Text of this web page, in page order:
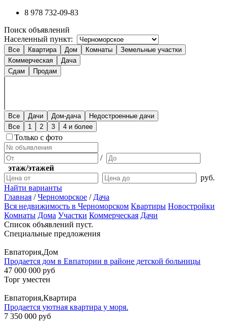
8 978 732-09-83
Поиск объявлений
Населенный пункт:
Все Квартира Дом Комнаты
Земельные участки
Коммерческая
Дача
Сдам
Продам
Все Дачи Дом-дача
Недостроенные дачи
Все
1 2 3 4 и более
Только с фото
/
этаж/этажей
руб.
Найти варианты
Главная /Черноморское / Дача
Вся недвижимость в Черноморском Квартиры Новостройки
Комнаты Дома Участки Коммерческая Дачи
Список объявлений пуст.
Специальные предложения
Евпатория,Дом
Продается дом в Евпатории в районе детской больницы
47 000 000 руб
Торг уместен
Евпатория,Квартира
Продается уютная квартира у моря.
7 350 000 руб